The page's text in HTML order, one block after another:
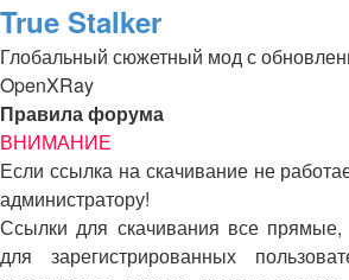
True Stalker
Глобальный сюжетный мод с
OpenXRay
Правила форума
ВНИМАНИЕ
Если ссылка на скачивание не
администратору!
Ссылки для скачивания все прямые,
для зарегистрированных